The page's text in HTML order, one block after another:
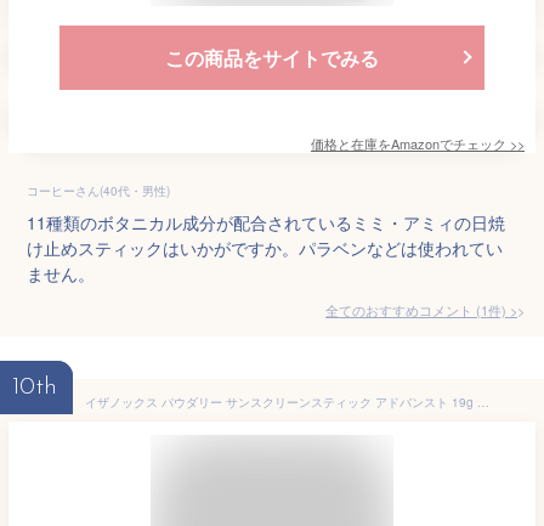
この商品をサイトでみる
価格と在庫をAmazonでチェック >>
コーヒーさん(40代・男性)
11種類のボタニカル成分が配合されているミミ・アミィの日焼
け止めスティックはいかがですか。パラベンなどは使われてい
ません。
全てのおすすめコメント (1件) >
10th
イザノックス パウダリー サンスクリーンスティック アドバンスト 19g SPF50+/PA++++/Waterproof 日焼け止め [きらく屋][f]